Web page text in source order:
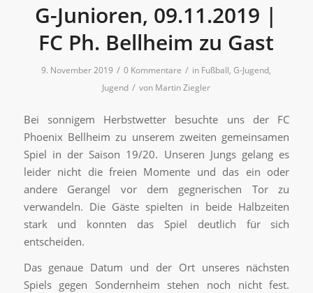
G-Junioren, 09.11.2019 |
FC Ph. Bellheim zu Gast
9. November 2019 / 0 Kommentare / in Fußball,G-Jugend,
Jugend / von Martin Ziegler
Bei sonnigem Herbstwetter besuchte uns der FC
Phoenix Bellheim zu unserem zweiten gemeinsamen
Spiel in der Saison 19/20. Unseren Jungs gelang es
leider nicht die freien Momente und das ein oder
andere Gerangel vor dem gegnerischen Tor zu
verwandeln. Die Gäste spielten in beide Halbzeiten
stark und konnten das Spiel deutlich für sich
entscheiden.
Das genaue Datum und der Ort unseres nächsten
Spiels gegen Sondernheim stehen noch nicht fest.